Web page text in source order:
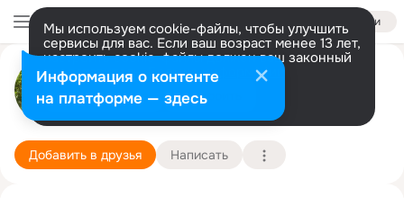
Войти
Мы используем cookie-файлы, чтобы улучшить
сервисы для вас. Если ваш возраст менее 13 лет,
настроить cookie-файлы должен ваш законный
представитель. Больше информации
Разрешить все Настроить
Сергей Карпенко
Rishon Le Zion
6 школа
Подробнее
Добавить в друзья Написать
Информация о контенте
на платформе — здесь